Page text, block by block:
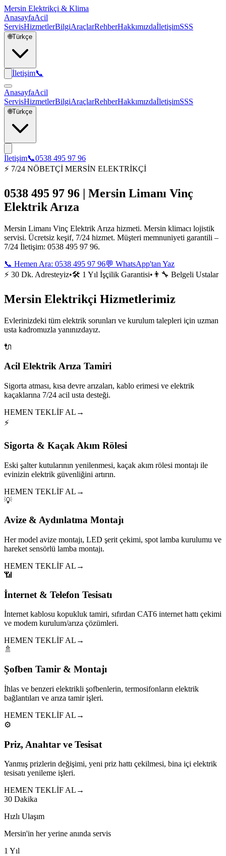
Mersin Elektrikçi & Klima
AnasayfaAcil
ServisHizmetlerBilgiAraçlarRehberHakkımızdaİletişimSSS
🌐Türkçe
İletişim📞
AnasayfaAcil
ServisHizmetlerBilgiAraçlarRehberHakkımızdaİletişimSSS
🌐Türkçe
İletişim📞0538 495 97 96
⚡ 7/24 NÖBETÇİ MERSİN ELEKTRİKÇİ
0538 495 97 96 | Mersin Limanı Vinç
Elektrik Arıza
Mersin Limanı Vinç Elektrik Arıza hizmeti. Mersin klimacı lojistik
servisi. Ücretsiz keşif, 7/24 hizmet. Müşteri memnuniyeti garantili –
7/24 İletişim: 0538 495 97 96.
📞 Hemen Ara: 0538 495 97 96💬 WhatsApp'tan Yaz
⚡ 30 Dk. Adresteyiz•🛠️ 1 Yıl İşçilik Garantisi• 👨‍🔧 Belgeli Ustalar
Mersin Elektrikçi Hizmetlerimiz
Evlerinizdeki tüm elektrik sorunları ve kurulum talepleri için uzman
usta kadromuzla yanınızdayız.
🔌
Acil Elektrik Arıza Tamiri
Sigorta atması, kısa devre arızaları, kablo erimesi ve elektrik
kaçaklarına 7/24 acil usta desteği.
HEMEN TEKLİF AL →
⚡
Sigorta & Kaçak Akım Rölesi
Eski şalter kutularının yenilenmesi, kaçak akım rölesi montajı ile
evinizin elektrik güvenliğini artırın.
HEMEN TEKLİF AL →
💡
Avize & Aydınlatma Montajı
Her model avize montajı, LED şerit çekimi, spot lamba kurulumu ve
hareket sensörlü lamba montajı.
HEMEN TEKLİF AL →
📶
İnternet & Telefon Tesisatı
İnternet kablosu kopukluk tamiri, sıfırdan CAT6 internet hattı çekimi
ve modem kurulum/arıza çözümleri.
HEMEN TEKLİF AL →
🚿
Şofben Tamir & Montajı
İhlas ve benzeri elektrikli şofbenlerin, termosifonların elektrik
bağlantıları ve arıza tamir işleri.
HEMEN TEKLİF AL →
⚙️
Priz, Anahtar ve Tesisat
Yanmış prizlerin değişimi, yeni priz hattı çekilmesi, bina içi elektrik
tesisatı yenileme işleri.
HEMEN TEKLİF AL →
30 Dakika
Hızlı Ulaşım
Mersin'in her yerine anında servis
1 Yıl